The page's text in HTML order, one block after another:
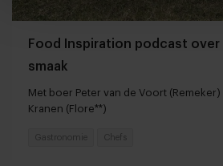
Food Inspiration podcast
smaak
Met boer Peter van de Voort (Remeker)
Kranen (Flore**)
Gastronomie Chefs